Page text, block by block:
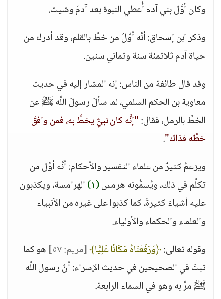
وكان أوَّل بني آدم أُعطي النبوة بعد آدمَ وشيث.
وذكر ابن إسحاق: أنَّه أوَّلُ من خطَّ بالقلم، وقد أدرك من
حياة آدم ثلاثمئة سنة وثماني سنين.
وقد قال طائفة من الناس: إنه المشار إليه في حديث
معاوية بن الحكم السلمي، لما سألَ رسولَ اللَّه ﷺ عن
الخطِّ بالرمل، فقال:"إنَّه كان نبيٌّ يخطُّ به، فمن وافقَ
خطَّه فذاك".
ويزعمُ كثيرٌ من علماء التفسير والأحكام: أنَّه أوَّل من
تكلَّم في ذلك، ويُسمُّونه هرمس(١)
الهرامسة، ويكذبون
عليه أشياءَ كثيرةً، كما كذبوا على غيره من الأنبياء
والعلماء والحكماء والأولياء.
وقوله تعالى:﴿وَرَفَعْنَاهُ مَكَانًا عَلِيًّا﴾[مريم: ٥٧]
هو كما
ثبتَ في الصحيحين في حديث الإسراء: أنَّ رسول اللَّه
ﷺ مرَّ به وهو في السماء الرابعة.